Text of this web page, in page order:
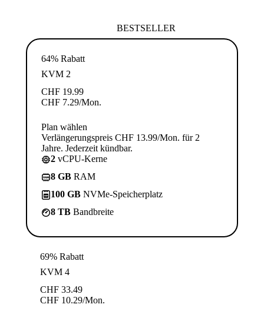
BESTSELLER
64% Rabatt
KVM 2
CHF 19.99
CHF 7.29/Mon.
Plan wählen
Verlängerungspreis CHF 13.99/Mon. für 2
Jahre. Jederzeit kündbar.
2 vCPU-Kerne
8 GB RAM
100 GB NVMe-Speicherplatz
8 TB Bandbreite
69% Rabatt
KVM 4
CHF 33.49
CHF 10.29/Mon.